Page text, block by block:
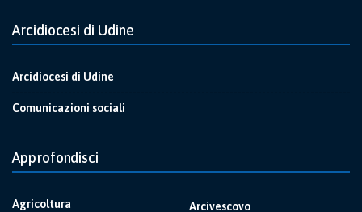
Arcidiocesi di Udine
Arcidiocesi di Udine
Comunicazioni sociali
Approfondisci
Agricoltura Arcivescovo